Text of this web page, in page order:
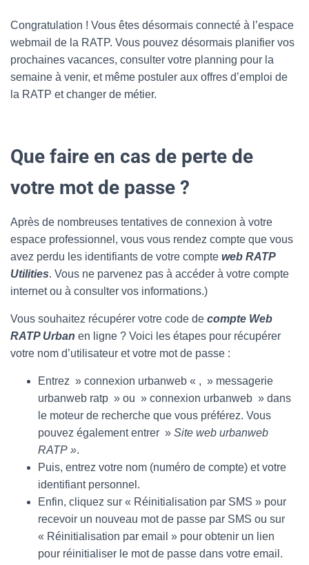
Congratulation ! Vous êtes désormais connecté à l’espace
webmail de la RATP. Vous pouvez désormais planifier vos
prochaines vacances, consulter votre planning pour la
semaine à venir, et même postuler aux offres d’emploi de
la RATP et changer de métier.
Que faire en cas de perte de
votre mot de passe ?
Après de nombreuses tentatives de connexion à votre
espace professionnel, vous vous rendez compte que vous
avez perdu les identifiants de votre compte web RATP
Utilities. Vous ne parvenez pas à accéder à votre compte
internet ou à consulter vos informations.)
Vous souhaitez récupérer votre code de compte Web
RATP Urban en ligne ? Voici les étapes pour récupérer
votre nom d’utilisateur et votre mot de passe :
Entrez » connexion urbanweb « , » messagerie
urbanweb ratp » ou » connexion urbanweb » dans
le moteur de recherche que vous préférez. Vous
pouvez également entrer » Site web urbanweb
RATP ».
Puis, entrez votre nom (numéro de compte) et votre
identifiant personnel.
Enfin, cliquez sur « Réinitialisation par SMS » pour
recevoir un nouveau mot de passe par SMS ou sur
« Réinitialisation par email » pour obtenir un lien
pour réinitialiser le mot de passe dans votre email.